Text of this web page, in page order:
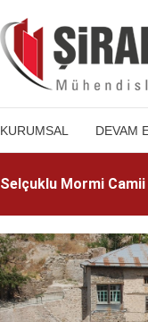
KURUMSAL DEVAM
Selçuklu Mormi Camii